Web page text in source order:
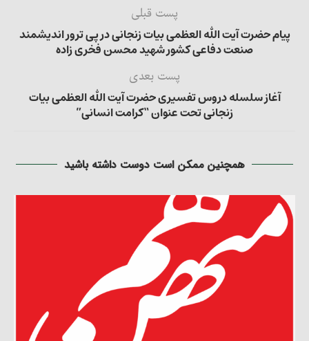
پست قبلی
پیام حضرت آیت الله العظمی بیات زنجانی در پی ترور اندیشمند
صنعت دفاعی کشور شهید محسن فخری زاده
پست بعدی
آغاز سلسله دروس تفسیری حضرت آیت الله العظمی بیات
زنجانی تحت عنوان “کرامت انسانی”
همچنین ممکن است دوست داشته باشید